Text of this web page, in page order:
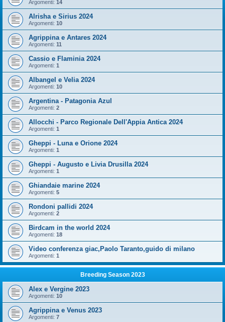
Argomenti: 14
Alrisha e Sirius 2024
Argomenti: 10
Agrippina e Antares 2024
Argomenti: 11
Cassio e Flaminia 2024
Argomenti: 1
Albangel e Velia 2024
Argomenti: 10
Argentina - Patagonia Azul
Argomenti: 2
Allocchi - Parco Regionale Dell'Appia Antica 2024
Argomenti: 1
Gheppi - Luna e Orione 2024
Argomenti: 1
Gheppi - Augusto e Livia Drusilla 2024
Argomenti: 1
Ghiandaie marine 2024
Argomenti: 5
Rondoni pallidi 2024
Argomenti: 2
Birdcam in the world 2024
Argomenti: 18
Video conferenza giac,Paolo Taranto,guido di milano
Argomenti: 1
Breeding Season 2023
Alex e Vergine 2023
Argomenti: 10
Agrippina e Venus 2023
Argomenti: 7